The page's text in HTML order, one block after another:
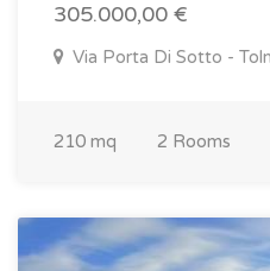
305.000,00 €
Via Porta Di Sotto -
210 mq 2 Rooms